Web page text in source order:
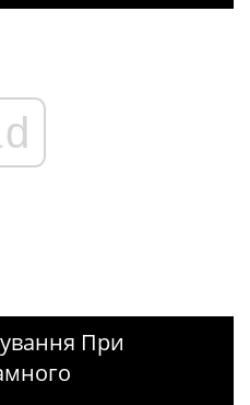
При